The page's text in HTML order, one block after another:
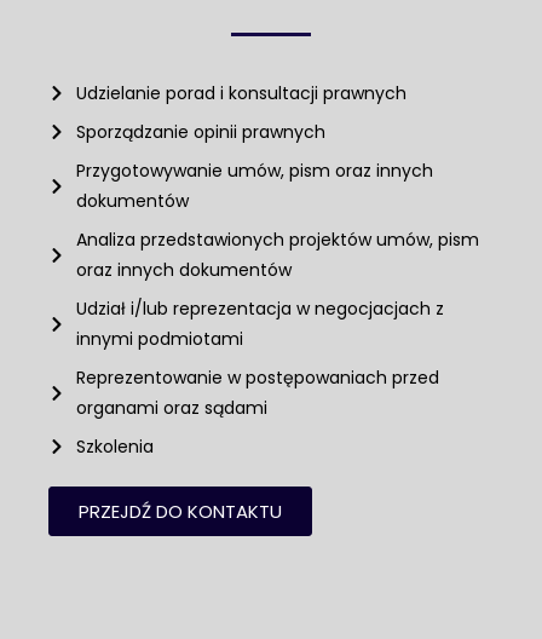
Udzielanie porad i konsultacji prawnych
Sporządzanie opinii prawnych
Przygotowywanie umów, pism oraz innych
dokumentów
Analiza przedstawionych projektów umów, pism
oraz innych dokumentów
Udział i/lub reprezentacja w negocjacjach z
innymi podmiotami
Reprezentowanie w postępowaniach przed
organami oraz sądami
Szkolenia
PRZEJDŹ DO KONTAKTU